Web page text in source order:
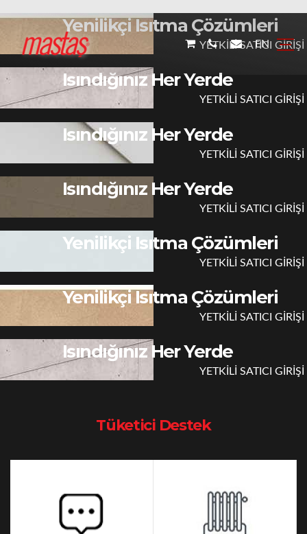
EN
Yenilikçi Isıtma Çözümleri
YETKİLİ SATICI GİRİŞİ
Isındığınız Her Yerde
YETKİLİ SATICI GİRİŞİ
Isındığınız Her Yerde
YETKİLİ SATICI GİRİŞİ
Isındığınız Her Yerde
YETKİLİ SATICI GİRİŞİ
Yenilikçi Isıtma Çözümleri
YETKİLİ SATICI GİRİŞİ
Yenilikçi Isıtma Çözümleri
YETKİLİ SATICI GİRİŞİ
Isındığınız Her Yerde
YETKİLİ SATICI GİRİŞİ
Tüketici Destek